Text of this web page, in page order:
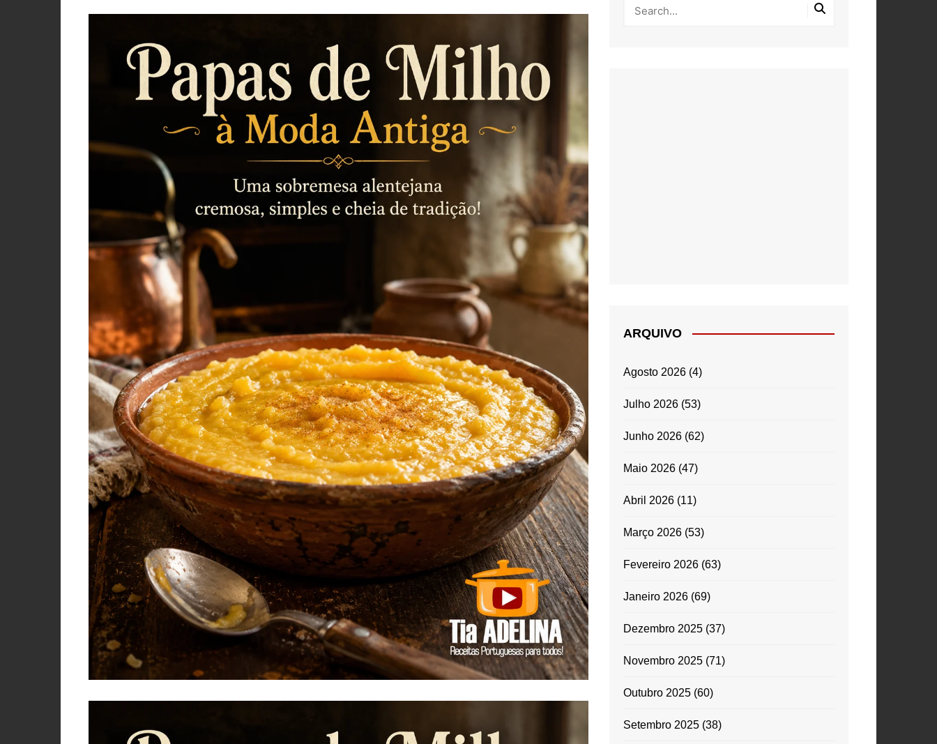
MOLHOS E TEMPEROS
MIGAS E AÇORDAS
QUICHES
ARQUIVO
Agosto 2026(4)
Julho 2026(53)
Junho 2026(62)
Maio 2026(47)
Abril 2026(11)
Março 2026(53)
Fevereiro 2026(63)
Janeiro 2026(69)
Dezembro 2025(37)
Novembro 2025(71)
Outubro 2025(60)
Setembro 2025(38)